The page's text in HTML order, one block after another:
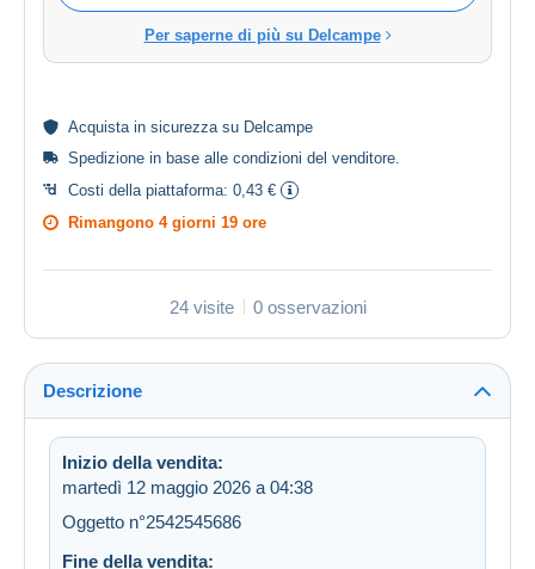
Per saperne di più su Delcampe
Acquista in sicurezza su Delcampe
Spedizione in base alle condizioni del venditore
Costi della piattaforma: 0,43 €
Rimangono 4 giorni 19 ore
24 visite 0 osservazioni
Descrizione
Inizio della vendita:
martedì 12 maggio 2026 a 04:38
Oggetto n°2542545686
Fine della vendita: